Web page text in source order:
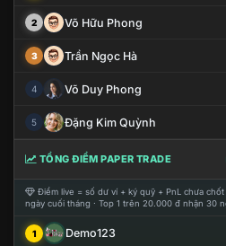
2 Võ Hữu Phong
3 Trần Ngọc Hà
4 Võ Duy Phong
5 Đặng Kim Quỳnh
TỔNG ĐIỂM PAPER TRADE
Điểm live = số dư ví + ký quỹ + PnL chưa chốt
ngày cuối tháng · Top 1 trên 20.000 đ nhận 30
1 Demo123